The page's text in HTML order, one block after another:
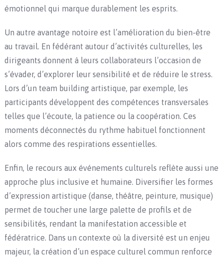
émotionnel qui marque durablement les esprits.
Un autre avantage notoire est l’amélioration du bien-être
au travail. En fédérant autour d’activités culturelles, les
dirigeants donnent à leurs collaborateurs l’occasion de
s’évader, d’explorer leur sensibilité et de réduire le stress.
Lors d’un team building artistique, par exemple, les
participants développent des compétences transversales
telles que l’écoute, la patience ou la coopération. Ces
moments déconnectés du rythme habituel fonctionnent
alors comme des respirations essentielles.
Enfin, le recours aux événements culturels reflète aussi une
approche plus inclusive et humaine. Diversifier les formes
d’expression artistique (danse, théâtre, peinture, musique)
permet de toucher une large palette de profils et de
sensibilités, rendant la manifestation accessible et
fédératrice. Dans un contexte où la diversité est un enjeu
majeur, la création d’un espace culturel commun renforce